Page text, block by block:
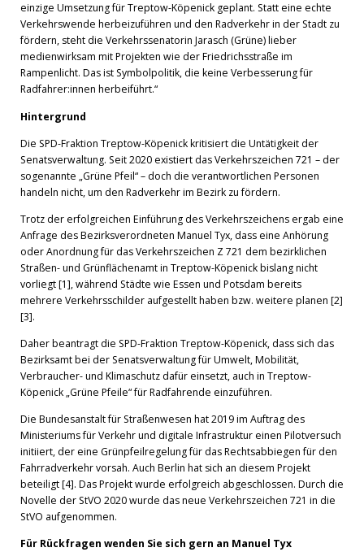
einzige Umsetzung für Treptow-Köpenick geplant. Statt eine echte
Verkehrswende herbeizuführen und den Radverkehr in der Stadt zu
fördern, steht die Verkehrssenatorin Jarasch (Grüne) lieber
medienwirksam mit Projekten wie der Friedrichsstraße im
Rampenlicht. Das ist Symbolpolitik, die keine Verbesserung für
Radfahrer:innen herbeiführt.“
Hintergrund
Die SPD-Fraktion Treptow-Köpenick kritisiert die Untätigkeit der
Senatsverwaltung. Seit 2020 existiert das Verkehrszeichen 721 – der
sogenannte „Grüne Pfeil“ – doch die verantwortlichen Personen
handeln nicht, um den Radverkehr im Bezirk zu fördern.
Trotz der erfolgreichen Einführung des Verkehrszeichens ergab eine
Anfrage des Bezirksverordneten Manuel Tyx, dass eine Anhörung
oder Anordnung für das Verkehrszeichen Z 721 dem bezirklichen
Straßen- und Grünflächenamt in Treptow-Köpenick bislang nicht
vorliegt [1], während Städte wie Essen und Potsdam bereits
mehrere Verkehrsschilder aufgestellt haben bzw. weitere planen [2]
[3].
Daher beantragt die SPD-Fraktion Treptow-Köpenick, dass sich das
Bezirksamt bei der Senatsverwaltung für Umwelt, Mobilität,
Verbraucher- und Klimaschutz dafür einsetzt, auch in Treptow-
Köpenick „Grüne Pfeile“ für Radfahrende einzuführen.
Die Bundesanstalt für Straßenwesen hat 2019 im Auftrag des
Ministeriums für Verkehr und digitale Infrastruktur einen Pilotversuch
initiiert, der eine Grünpfeilregelung für das Rechtsabbiegen für den
Fahrradverkehr vorsah. Auch Berlin hat sich an diesem Projekt
beteiligt [4]. Das Projekt wurde erfolgreich abgeschlossen. Durch die
Novelle der StVO 2020 wurde das neue Verkehrszeichen 721 in die
StVO aufgenommen.
Für Rückfragen wenden Sie sich gern an Manuel Tyx